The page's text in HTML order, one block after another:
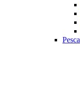
Pesca